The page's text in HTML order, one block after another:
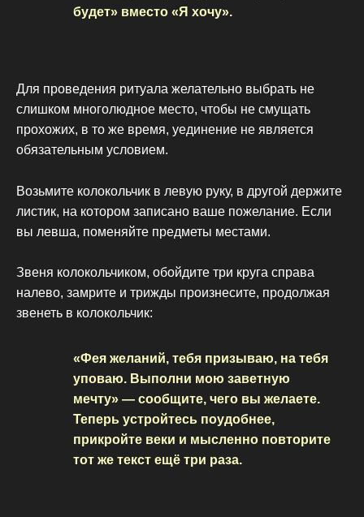
будет» вместо «Я хочу».
Для проведения ритуала желательно выбрать не
слишком многолюдное место, чтобы не смущать
прохожих, в то же время, уединение не является
обязательным условием.
Возьмите колокольчик в левую руку, в другой держите
листик, на котором записано ваше пожелание. Если
вы левша, поменяйте предметы местами.
Звеня колокольчиком, обойдите три круга справа
налево, замрите и трижды произнесите, продолжая
звенеть в колокольчик:
«Фея желаний, тебя призываю, на тебя
уповаю. Выполни мою заветную
мечту» — сообщите, чего вы желаете.
Теперь устройтесь поудобнее,
прикройте веки и мысленно повторите
тот же текст ещё три раза.